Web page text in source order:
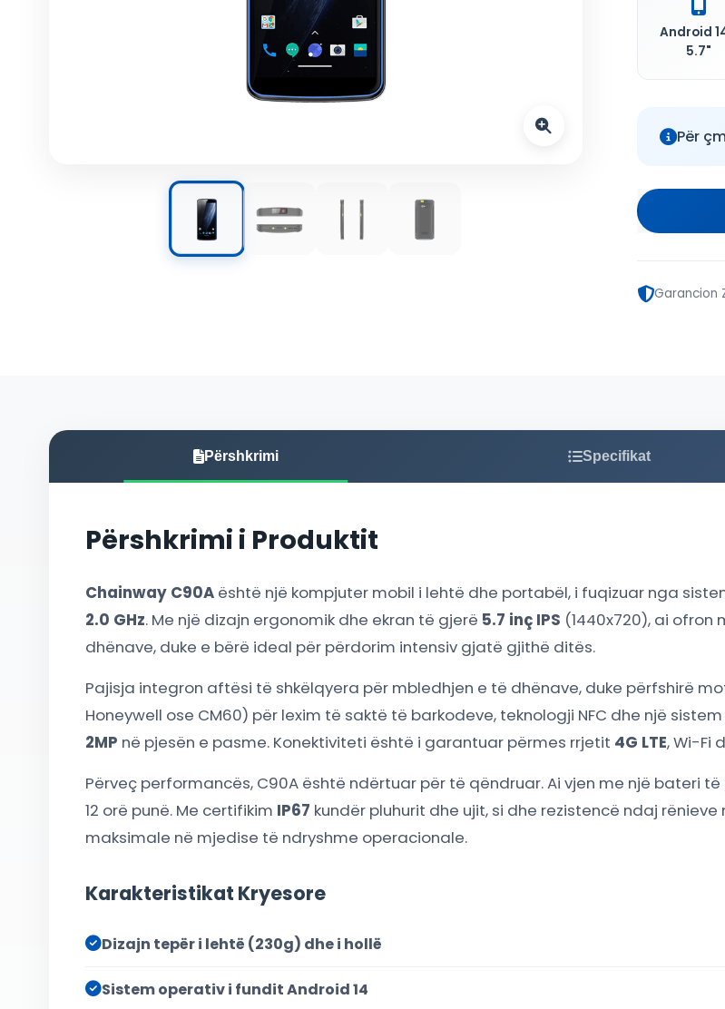
Android
5.7"
Për
Garancion
Përshkrimi Specifikat
Përshkrimi i Produktit
Chainway C90Aështë një kompjuter mobil i lehtë dhe portabël, i fuqizuar nga
2.0 GHz. Me një dizajn ergonomik dhe ekran të gjerë 5.7 inç IPS (1440x720), ai
dhënave, duke e bërë ideal për përdorim intensiv gjatë gjithë ditës.
Pajisja integron aftësi të shkëlqyera për mbledhjen e të dhënave, duke përfshirë
Honeywell ose CM60) për lexim të saktë të barkodeve, teknologji NFC dhe një
2MP në pjesën e pasme. Konektiviteti është i garantuar përmes rrjetit 4G LTE, Wi-Fi
Përveç performancës, C90A është ndërtuar për të qëndruar. Ai vjen me një bateri
12 orë punë. Me certifikim IP67 kundër pluhurit dhe ujit, si dhe rezistencë ndaj
maksimale në mjedise të ndryshme operacionale.
Karakteristikat Kryesore
Dizajn tepër i lehtë (230g) dhe i hollë
Sistem operativ i fundit Android 14